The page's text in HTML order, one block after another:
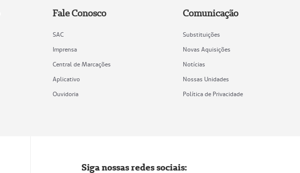
Fale Conosco
SAC
Imprensa
Central de Marcações
Aplicativo
Ouvidoria
Comunicação
Substituições
Novas Aquisições
Notícias
Nossas Unidades
Política de Privacidade
Siga nossas redes sociais: